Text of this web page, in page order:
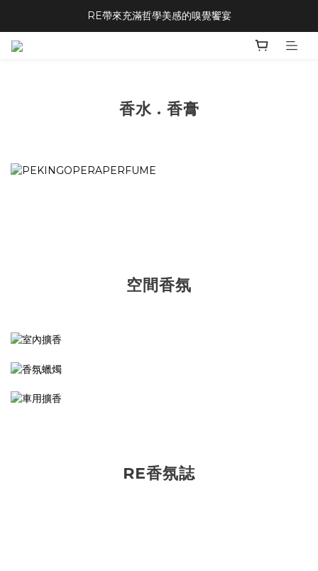
RE帶來充滿哲學美感的嗅覺饗宴
prev
香水 . 香膏
空間香氛
RE香氛誌